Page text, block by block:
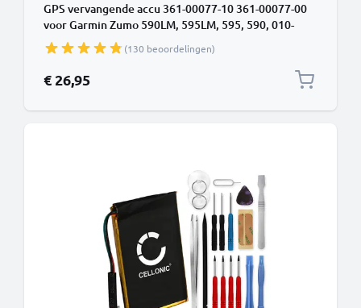
GPS vervangende accu 361-00077-10 361-00077-00
voor Garmin Zumo 590LM, 595LM, 595, 590, 010-
01603-10 - 1800mAh Wisselbatterij voor navigatie &
GPS
(130 beoordelingen)
€ 26,95